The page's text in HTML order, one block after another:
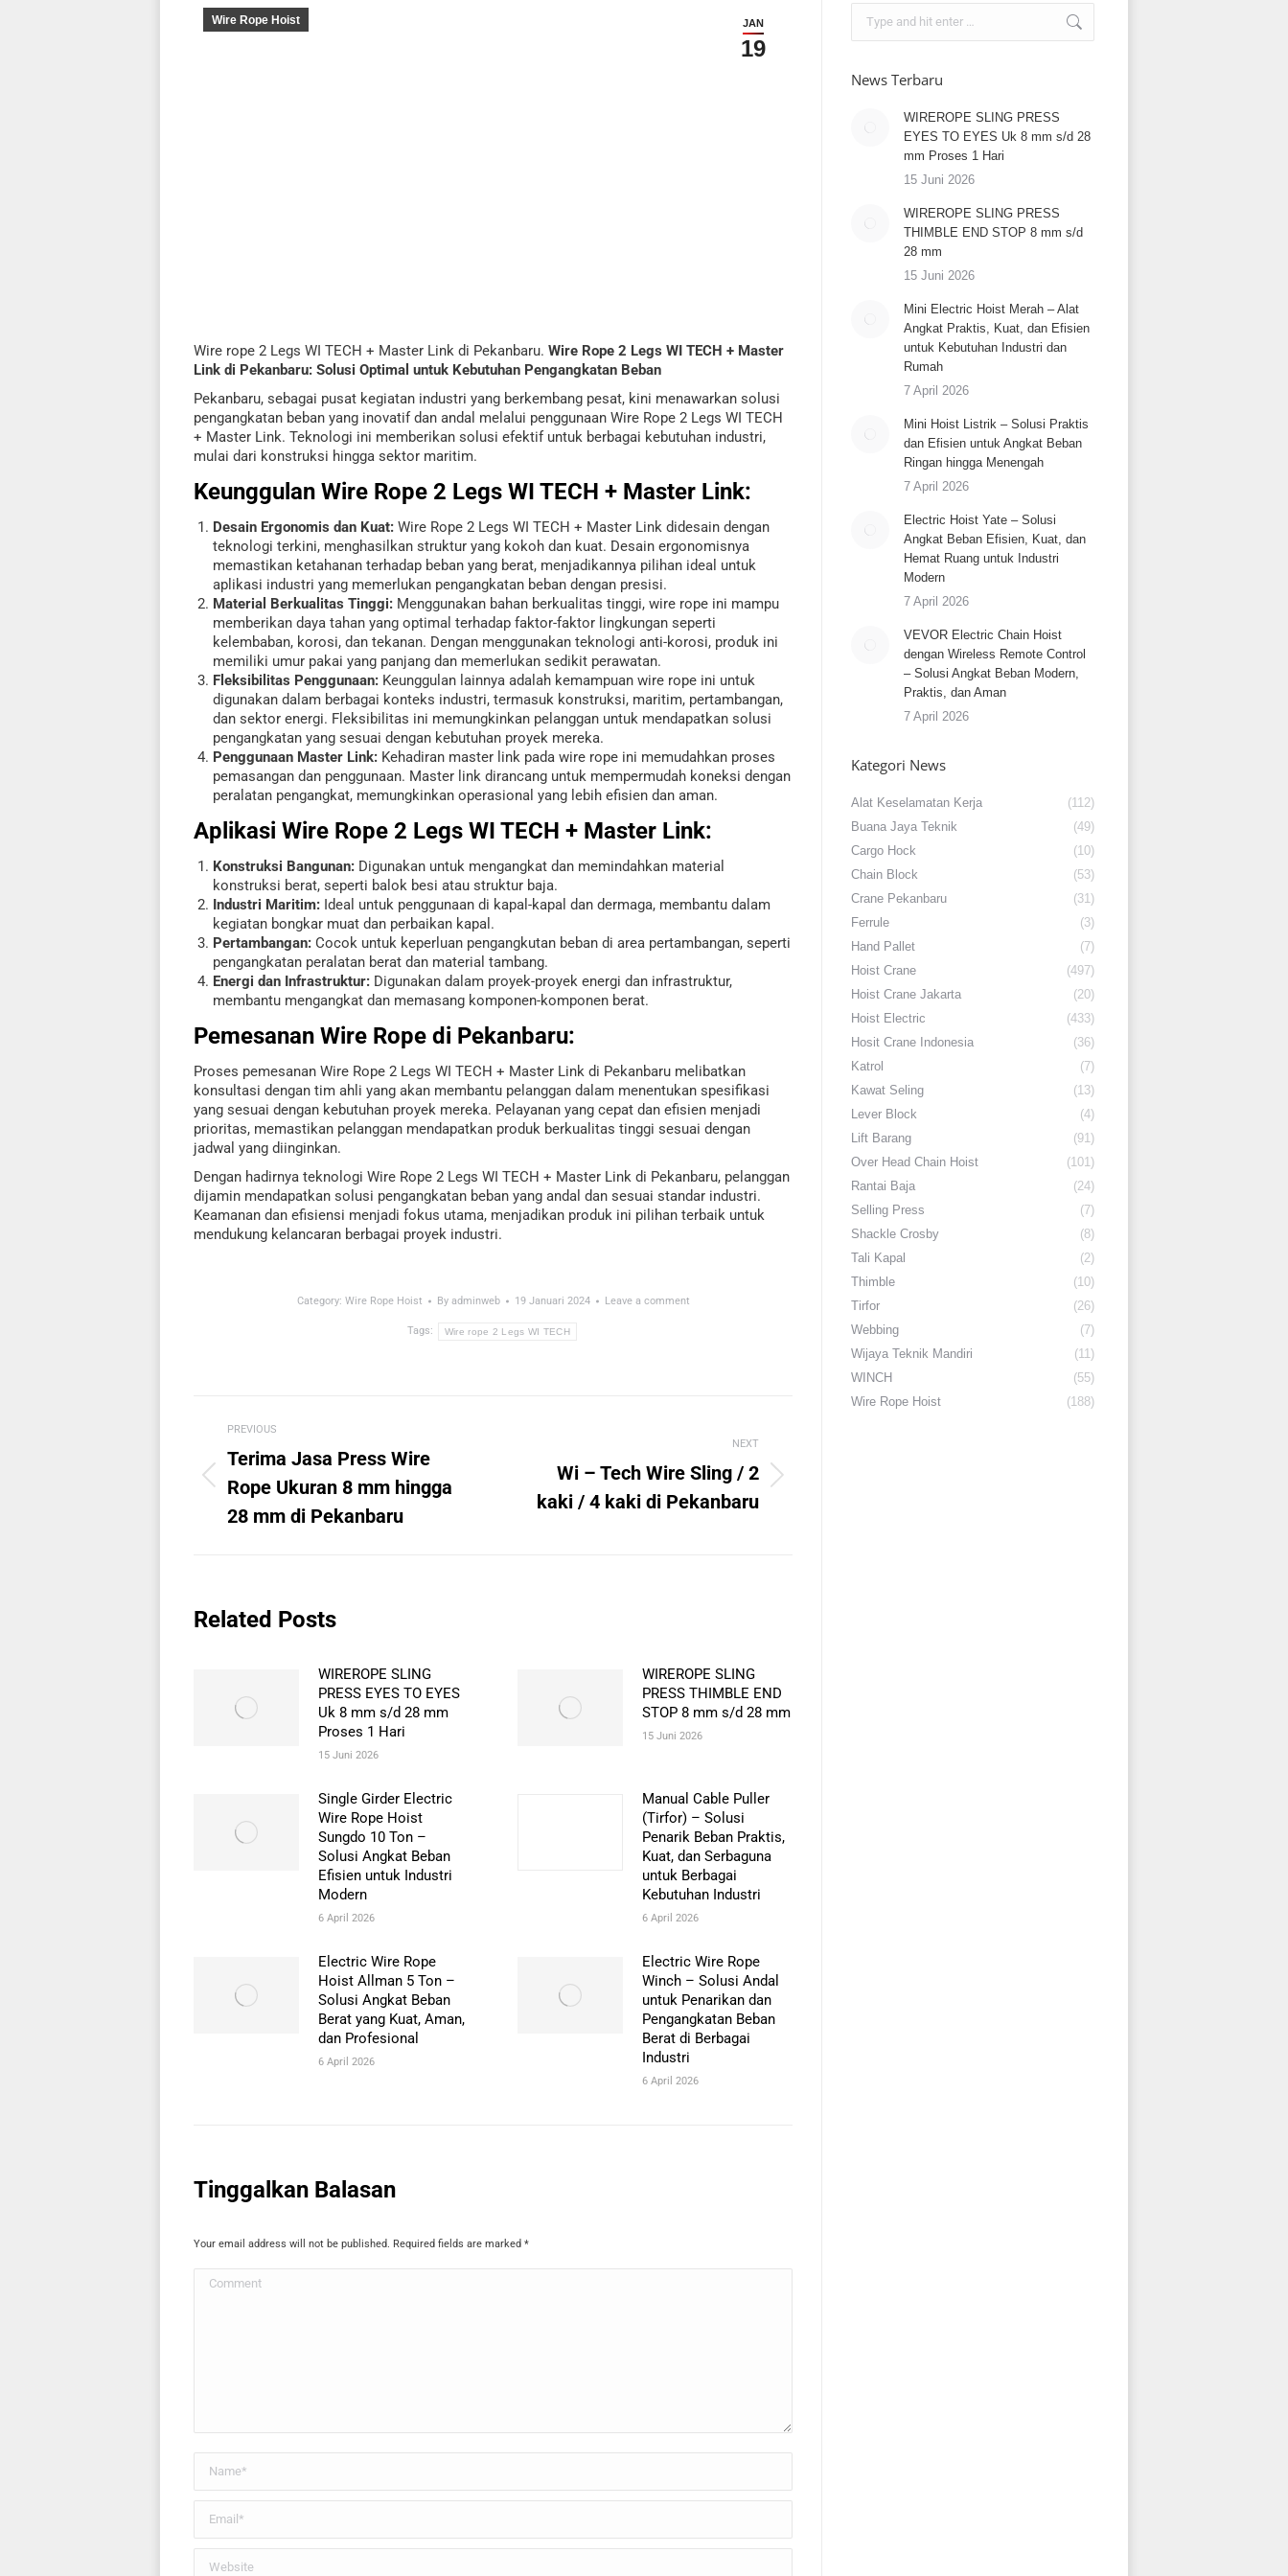
JAN
19
Wire Rope Hoist
Wire rope 2 Legs WI TECH + Master Link di Pekanbaru. Wire Rope 2 Legs WI TECH + Master
Link di Pekanbaru: Solusi Optimal untuk Kebutuhan Pengangkatan Beban
Pekanbaru, sebagai pusat kegiatan industri yang berkembang pesat, kini menawarkan solusi
pengangkatan beban yang inovatif dan andal melalui penggunaan Wire Rope 2 Legs WI TECH
+ Master Link. Teknologi ini memberikan solusi efektif untuk berbagai kebutuhan industri,
mulai dari konstruksi hingga sektor maritim.
Keunggulan Wire Rope 2 Legs WI TECH + Master Link:
Desain Ergonomis dan Kuat: Wire Rope 2 Legs WI TECH + Master Link didesain dengan
teknologi terkini, menghasilkan struktur yang kokoh dan kuat. Desain ergonomisnya
memastikan ketahanan terhadap beban yang berat, menjadikannya pilihan ideal untuk
aplikasi industri yang memerlukan pengangkatan beban dengan presisi.
Material Berkualitas Tinggi: Menggunakan bahan berkualitas tinggi, wire rope ini mampu
memberikan daya tahan yang optimal terhadap faktor-faktor lingkungan seperti
kelembaban, korosi, dan tekanan. Dengan menggunakan teknologi anti-korosi, produk ini
memiliki umur pakai yang panjang dan memerlukan sedikit perawatan.
Fleksibilitas Penggunaan: Keunggulan lainnya adalah kemampuan wire rope ini untuk
digunakan dalam berbagai konteks industri, termasuk konstruksi, maritim, pertambangan,
dan sektor energi. Fleksibilitas ini memungkinkan pelanggan untuk mendapatkan solusi
pengangkatan yang sesuai dengan kebutuhan proyek mereka.
Penggunaan Master Link: Kehadiran master link pada wire rope ini memudahkan proses
pemasangan dan penggunaan. Master link dirancang untuk mempermudah koneksi dengan
peralatan pengangkat, memungkinkan operasional yang lebih efisien dan aman.
Aplikasi Wire Rope 2 Legs WI TECH + Master Link:
Konstruksi Bangunan: Digunakan untuk mengangkat dan memindahkan material
konstruksi berat, seperti balok besi atau struktur baja.
Industri Maritim: Ideal untuk penggunaan di kapal-kapal dan dermaga, membantu dalam
kegiatan bongkar muat dan perbaikan kapal.
Pertambangan: Cocok untuk keperluan pengangkutan beban di area pertambangan, seperti
pengangkatan peralatan berat dan material tambang.
Energi dan Infrastruktur: Digunakan dalam proyek-proyek energi dan infrastruktur,
membantu mengangkat dan memasang komponen-komponen berat.
Pemesanan Wire Rope di Pekanbaru:
Proses pemesanan Wire Rope 2 Legs WI TECH + Master Link di Pekanbaru melibatkan
konsultasi dengan tim ahli yang akan membantu pelanggan dalam menentukan spesifikasi
yang sesuai dengan kebutuhan proyek mereka. Pelayanan yang cepat dan efisien menjadi
prioritas, memastikan pelanggan mendapatkan produk berkualitas tinggi sesuai dengan
jadwal yang diinginkan.
Dengan hadirnya teknologi Wire Rope 2 Legs WI TECH + Master Link di Pekanbaru, pelanggan
dijamin mendapatkan solusi pengangkatan beban yang andal dan sesuai standar industri.
Keamanan dan efisiensi menjadi fokus utama, menjadikan produk ini pilihan terbaik untuk
mendukung kelancaran berbagai proyek industri.
Category: Wire Rope Hoist By adminweb 19 Januari 2024 Leave a comment
Tags: Wire rope 2 Legs WI TECH
navigation
PREVIOUS
Previous
post:
Terima Jasa Press Wire
Rope Ukuran 8 mm hingga
28 mm di Pekanbaru
NEXT
post:
Wi – Tech Wire Sling / 2
kaki / 4 kaki di Pekanbaru
Related Posts
WIREROPE SLING
PRESS EYES TO EYES
Uk 8 mm s/d 28 mm
Proses 1 Hari
15 Juni 2026
WIREROPE SLING
PRESS THIMBLE END
STOP 8 mm s/d 28 mm
15 Juni 2026
Single Girder Electric
Wire Rope Hoist
Sungdo 10 Ton –
Solusi Angkat Beban
Efisien untuk Industri
Modern
6 April 2026
Manual Cable Puller
(Tirfor) – Solusi
Penarik Beban Praktis,
Kuat, dan Serbaguna
untuk Berbagai
Kebutuhan Industri
6 April 2026
Electric Wire Rope
Hoist Allman 5 Ton –
Solusi Angkat Beban
Berat yang Kuat, Aman,
dan Profesional
6 April 2026
Electric Wire Rope
Winch – Solusi Andal
untuk Penarikan dan
Pengangkatan Beban
Berat di Berbagai
Industri
6 April 2026
Tinggalkan Balasan
Your email address will not be published. Required fields are marked *
Comment
News Terbaru
WIREROPE SLING PRESS
EYES TO EYES Uk 8 mm s/d 28
mm Proses 1 Hari
15 Juni 2026
WIREROPE SLING PRESS
THIMBLE END STOP 8 mm s/d
28 mm
15 Juni 2026
Mini Electric Hoist Merah – Alat
Angkat Praktis, Kuat, dan Efisien
untuk Kebutuhan Industri dan
Rumah
7 April 2026
Mini Hoist Listrik – Solusi Praktis
dan Efisien untuk Angkat Beban
Ringan hingga Menengah
7 April 2026
Electric Hoist Yate – Solusi
Angkat Beban Efisien, Kuat, dan
Hemat Ruang untuk Industri
Modern
7 April 2026
VEVOR Electric Chain Hoist
dengan Wireless Remote Control
– Solusi Angkat Beban Modern,
Praktis, dan Aman
7 April 2026
Kategori News
Alat Keselamatan Kerja
(112)
Buana Jaya Teknik
(49)
Cargo Hock
(10)
Chain Block
(53)
Crane Pekanbaru
(31)
Ferrule
(3)
Hand Pallet
(7)
Hoist Crane
(497)
Hoist Crane Jakarta
(20)
Hoist Electric
(433)
Hosit Crane Indonesia
(36)
Katrol
(7)
Kawat Seling
(13)
Lever Block
(4)
Lift Barang
(91)
Over Head Chain Hoist
(101)
Rantai Baja
(24)
Selling Press
(7)
Shackle Crosby
(8)
Tali Kapal
(2)
Thimble
(10)
Tirfor
(26)
Webbing
(7)
Wijaya Teknik Mandiri
(11)
WINCH
(55)
Wire Rope Hoist
(188)